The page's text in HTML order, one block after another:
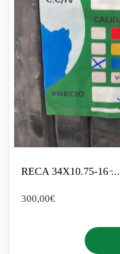
RECA 34X10.75-16 ̵...
300,00€